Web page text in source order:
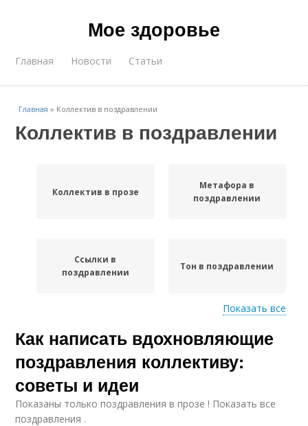
Мое здоровье
Главная Новости Статьи
Главная » Коллектив в поздравлении
Коллектив в поздравлении
Коллектив в прозе
Метафора в
поздравлении
Ссылки в
поздравлении
Тон в поздравлении
Образа в
поздравлениях
Оригинальные
поздравления
Поздравление в прозе
Работы в
Показать все
Как написать вдохновляющие
поздравления коллективу:
советы и идеи
Показаны только поздравления в прозе ! Показать все
поздравления .